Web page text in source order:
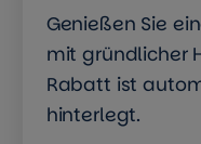
Genießen Sie
mit gründlicher
Rabatt ist
hinterlegt.